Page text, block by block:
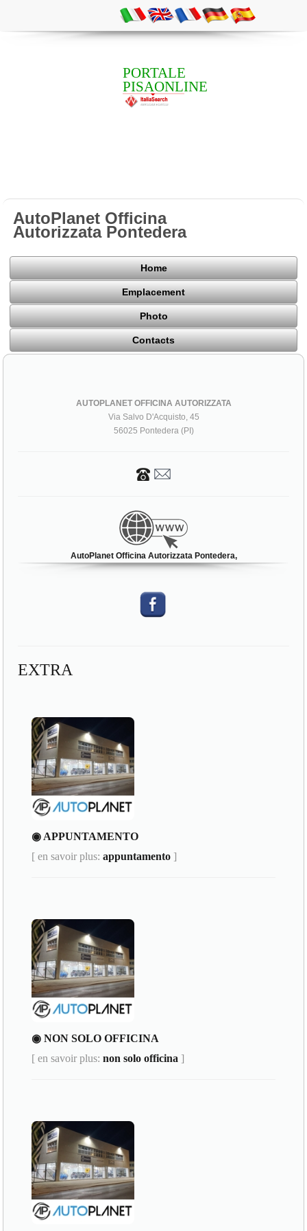
PORTALE
PISAONLINE
AutoPlanet Officina
Autorizzata Pontedera
Home
Emplacement
Photo
Contacts
AUTOPLANET OFFICINA AUTORIZZATA
Via Salvo D'Acquisto, 45
56025 Pontedera (PI)
AutoPlanet Officina Autorizzata Pontedera,
EXTRA
◉ APPUNTAMENTO
[ en savoir plus:appuntamento ]
◉ NON SOLO OFFICINA
[ en savoir plus:non solo officina ]